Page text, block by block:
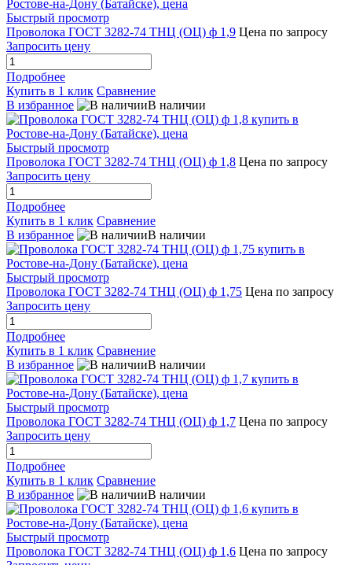
Быстрый просмотр
Проволока ГОСТ 3282-74 ТНЦ (ОЦ) ф 1,9 Цена по запросу
Запросить цену
Подробнее
Купить в 1 клик Сравнение
В избранное
В наличии
Быстрый просмотр
Проволока ГОСТ 3282-74 ТНЦ (ОЦ) ф 1,8 Цена по запросу
Запросить цену
Подробнее
Купить в 1 клик Сравнение
В избранное
В наличии
Быстрый просмотр
Проволока ГОСТ 3282-74 ТНЦ (ОЦ) ф 1,75 Цена по запросу
Запросить цену
Подробнее
Купить в 1 клик Сравнение
В избранное
В наличии
Быстрый просмотр
Проволока ГОСТ 3282-74 ТНЦ (ОЦ) ф 1,7 Цена по запросу
Запросить цену
Подробнее
Купить в 1 клик Сравнение
В избранное
В наличии
Быстрый просмотр
Проволока ГОСТ 3282-74 ТНЦ (ОЦ) ф 1,6 Цена по запросу